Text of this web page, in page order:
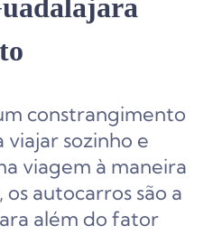
constrangimento
viajar sozinho e
viagem à maneira
autocarros são a
além do fator